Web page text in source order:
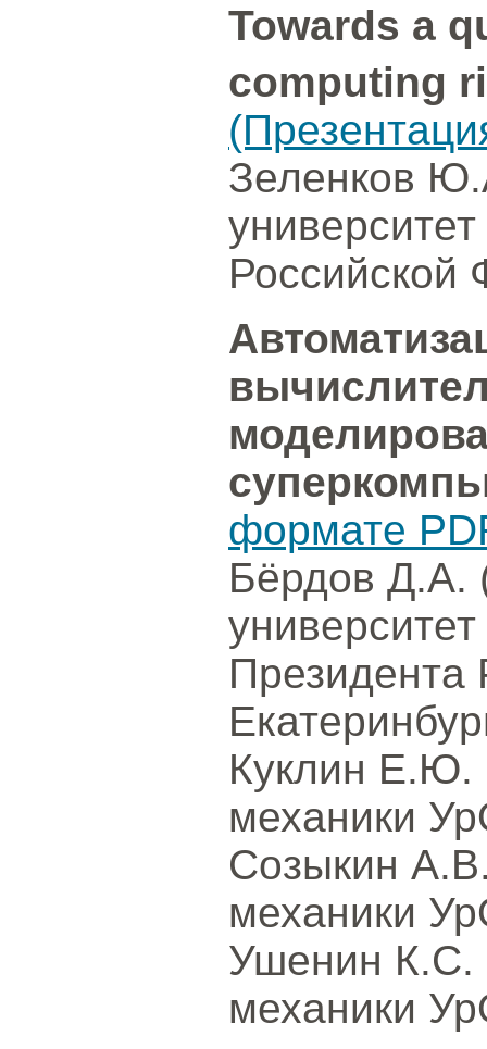
Towards a
computing
Зеленков
Российской
формате
Бёрдов Д.А.
Куклин Е.Ю.
механики
Созыкин
механики
Ушенин К.С.
механики